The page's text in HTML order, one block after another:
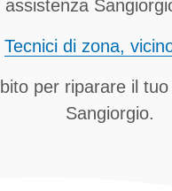
Tecnici di zona,
per riparare il
Sangiorgio.